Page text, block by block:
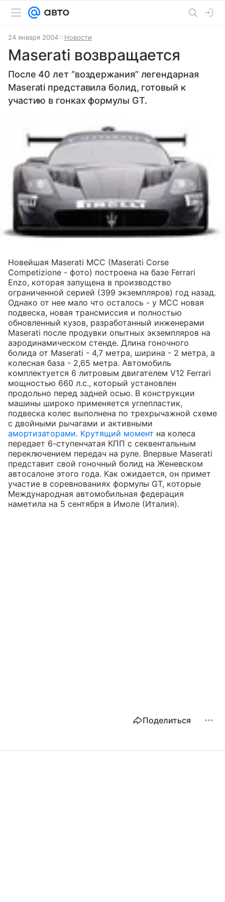
24 января 2004 Новости
Maserati возвращается
После 40 лет “воздержания” легендарная
Maserati представила болид, готовый к
участию в гонках формулы GT.
Новейшая Maserati MCC (Maserati Corse
Competizione - фото) построена на базе Ferrari
Enzo, которая запущена в производство
ограниченной серией (399 экземпляров) год назад.
Однако от нее мало что осталось - у MCC новая
подвеска, новая трансмиссия и полностью
обновленный кузов, разработанный инженерами
Maserati после продувки опытных экземпляров на
аэродинамическом стенде. Длина гоночного
болида от Maserati - 4,7 метра, ширина - 2 метра, а
колесная база - 2,65 метра. Автомобиль
комплектуется 6 литровым двигателем V12 Ferrari
мощностью 660 л.с., который установлен
продольно перед задней осью. В конструкции
машины широко применяется углепластик,
подвеска колес выполнена по трехрычажной схеме
с двойными рычагами и активными
амортизаторами. Крутящий момент на колеса
передает 6-ступенчатая КПП с секвентальным
переключением передач на руле. Впервые Maserati
представит свой гоночный болид на Женевском
автосалоне этого года. Как ожидается, он примет
участие в соревнованиях формулы GT, которые
Международная автомобильная федерация
наметила на 5 сентября в Имоле (Италия).
Поделиться